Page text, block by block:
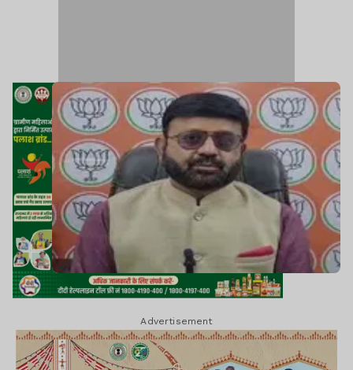
Advertisement